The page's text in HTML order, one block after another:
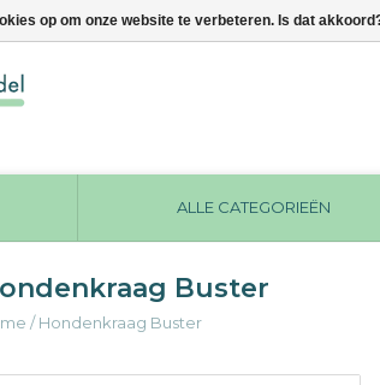
ALLE CATEGORIEËN
Buster
/Hondenkraag Buster
op om onze website te verbeteren. Is dat